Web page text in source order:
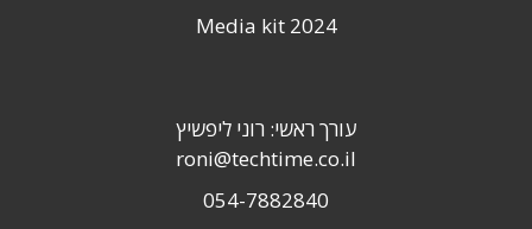
Media kit 2024
עורך ראשי: רוני ליפשיץ
roni@techtime.co.il
054-7882840